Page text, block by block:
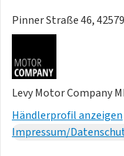
- Reifendruck-
- Rücksitz klappbar
- Schadstoffarm nach
- Schalt-/
- Scheibenwischer mit
- Schliess-/
- Seitenairbag
Pinner Straße 46,
Levy Motor Company
Händlerprofil anzeigen
Impressum/